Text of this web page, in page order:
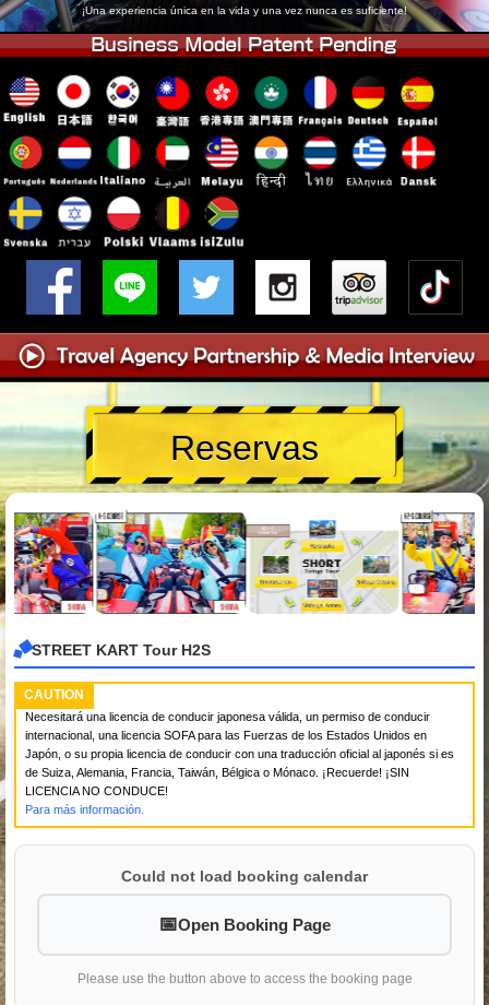
Okinawa
¡Una experiencia única en la vida y una vez nunca es suficiente!
Reservas
STREET KART Tour H2S
CAUTION
Necesitará una licencia de conducir japonesa válida, un permiso de conducir
internacional, una licencia SOFA para las Fuerzas de los Estados Unidos en
Japón, o su propia licencia de conducir con una traducción oficial al japonés si es
de Suiza, Alemania, Francia, Taiwán, Bélgica o Mónaco. ¡Recuerde! ¡SIN
LICENCIA NO CONDUCE!
Para más información.
Could not load booking calendar
Open Booking Page
Please use the button above to access the booking page